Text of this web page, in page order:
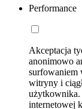
Performance
Akceptacja
anonimowo
surfowaniem
witryny i
użytkownika.
internetowej